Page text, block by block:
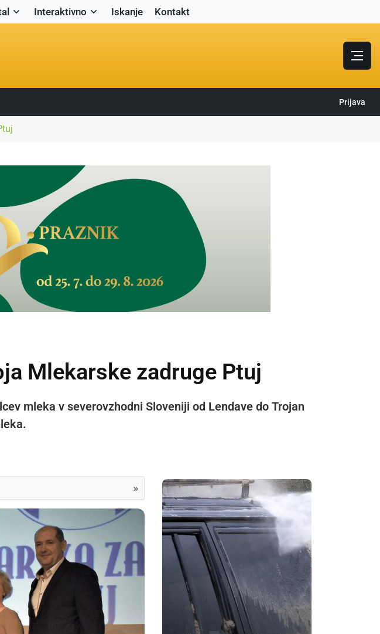
Interaktivno Iskanje Kontakt
Prijava
Mlekarske zadruge Ptuj
mleka v severovzhodni Sloveniji od Lendave do Trojan
»